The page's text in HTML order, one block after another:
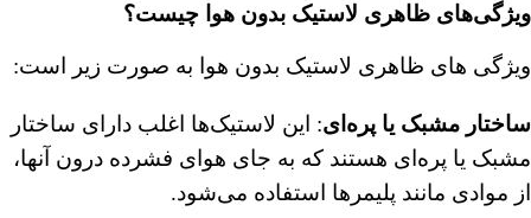
ویژگی‌های ظاهری لاستیک بدون هوا چیست؟
ویژگی های ظاهری لاستیک بدون هوا به صورت زیر است:
ساختار مشبک یا پره‌ای: این لاستیک‌ها اغلب دارای ساختار
مشبک یا پره‌ای هستند که به جای هوای فشرده درون آنها،
از موادی مانند پلیمرها استفاده می‌شود.